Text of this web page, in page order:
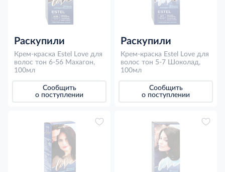
Раскупили
Крем-краска Estel Love для
волос тон 6-56 Махагон,
100мл
Сообщить
о поступлении
Раскупили
Крем-краска Estel Love для
волос тон 5-7 Шоколад,
100мл
Сообщить
о поступлении